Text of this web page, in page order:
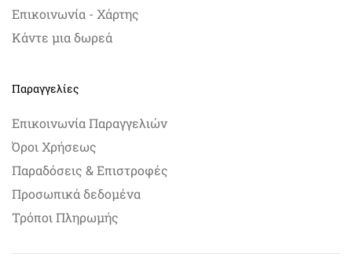
Επικοινωνία - Χάρτης
Κάντε μια δωρεά
Παραγγελίες
Επικοινωνία Παραγγελιών
Όροι Χρήσεως
Παραδόσεις & Επιστροφές
Προσωπικά δεδομένα
Τρόποι Πληρωμής